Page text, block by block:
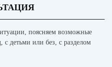
поясняем возможные
с детьми или без, с разделом